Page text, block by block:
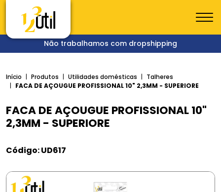
Não trabalhamos com dropshipping
Início Produtos Utilidades domésticas
Talheres
FACA DE AÇOUGUE PROFISSIONAL 10" 2,3MM - SUPERIORE
FACA DE AÇOUGUE PROFISSIONAL 10"
2,3MM - SUPERIORE
Código: UD617